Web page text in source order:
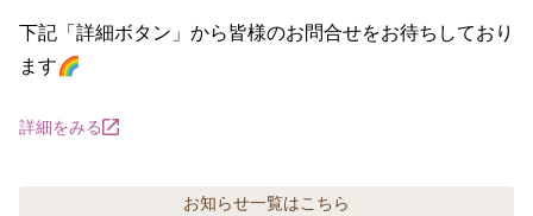
下記「詳細ボタン」から皆様のお問合せをお待ちしており
ます🌈
詳細をみる
お知らせ一覧はこちら